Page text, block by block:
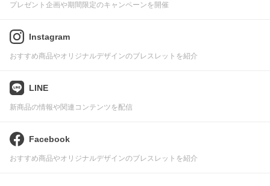
プレゼント企画や期間限定のキャンペーンを開催
Instagram
おすすめ商品やオリジナルデザインのブレスレットを紹介
LINE
新商品の情報や関連コンテンツを配信
Facebook
おすすめ商品やオリジナルデザインのブレスレットを紹介